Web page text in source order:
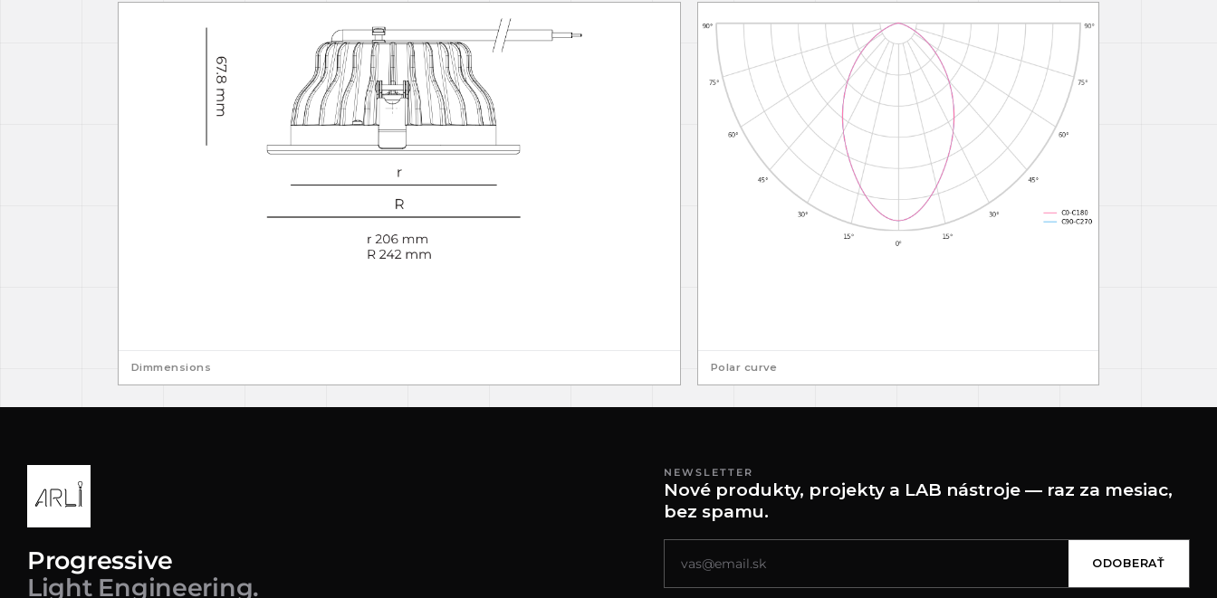
Dimmensions Polar curve
Progressive
Light Engineering.
NEWSLETTER
Nové produkty, projekty a LAB nástroje — raz za mesiac,
bez spamu.
ODOBERAŤ